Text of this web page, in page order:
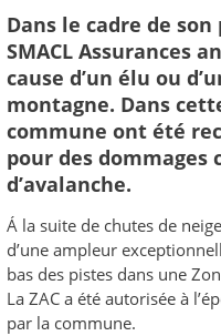
Dans le cadre de
SMACL Assurances
cause d’un élu ou
montagne. Dans
commune ont été
pour des dommages
d’avalanche.
Á la suite de chutes de
d’une ampleur
bas des pistes dans une
La ZAC a été autorisée à
par la commune.